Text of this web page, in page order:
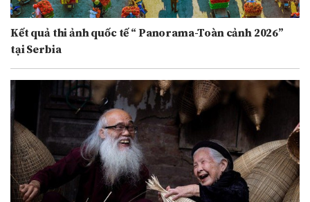
Kết quả thi ảnh quốc tế “ Panorama-Toàn cảnh 2026”
tại Serbia